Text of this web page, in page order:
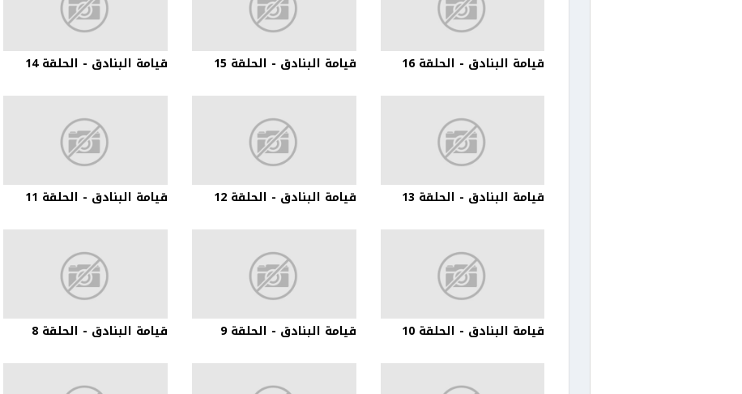
قيامة البنادق - الحلقة 16 قيامة البنادق - الحلقة 15 قيامة البنادق - الحلقة 14
قيامة البنادق - الحلقة 13 قيامة البنادق - الحلقة 12 قيامة البنادق - الحلقة 11
قيامة البنادق - الحلقة 10 قيامة البنادق - الحلقة 9 قيامة البنادق - الحلقة 8